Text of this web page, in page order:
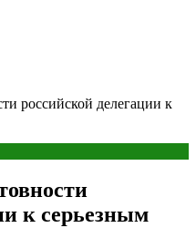
российской делегации к
к серьезным